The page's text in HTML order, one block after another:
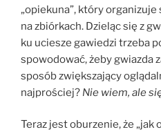
„opiekuna”, który
na zbiórkach. Dzieląc się z
ku uciesze gawiedzi trzeba
spowodować, żeby gwiazda
sposób zwiększający
najprościej? Nie wiem, ale
Teraz jest oburzenie, że „jak